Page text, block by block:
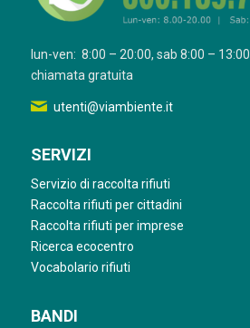
lun-ven: 8:00 – 20:00, sab 8:00 – 13:00
chiamata gratuita
utenti@viambiente.it
SERVIZI
Servizio di raccolta rifiuti
Raccolta rifiuti per cittadini
Raccolta rifiuti per imprese
Ricerca ecocentro
Vocabolario rifiuti
BANDI